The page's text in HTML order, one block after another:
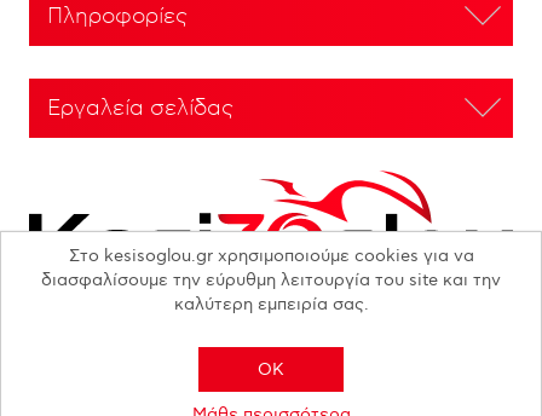
Πληροφορίες
Εργαλεία σελίδας
Copyright © 2026 N. KESISOGLOU S.A. - All rights reserved
Στο kesisoglou.gr χρησιμοποιούμε cookies για να
διασφαλίσουμε την εύρυθμη λειτουργία του site και την
καλύτερη εμπειρία σας.
OK